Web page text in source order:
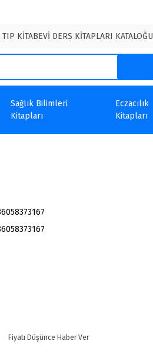
TIP KİTABEVİ DERS KİTAPLARI KATALOĞU
Sağlık Bilimleri
Kitapları
Eczacılık
Kitapları
Fiyatı Düşünce Haber Ver